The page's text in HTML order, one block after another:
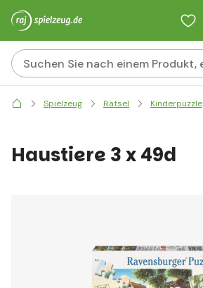
Spielzeug Rätsel Kinderpuzzle
Haustiere 3 x 49d